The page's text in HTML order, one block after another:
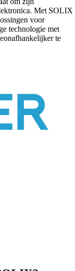
Met SOLIX
voor
technologie met
te